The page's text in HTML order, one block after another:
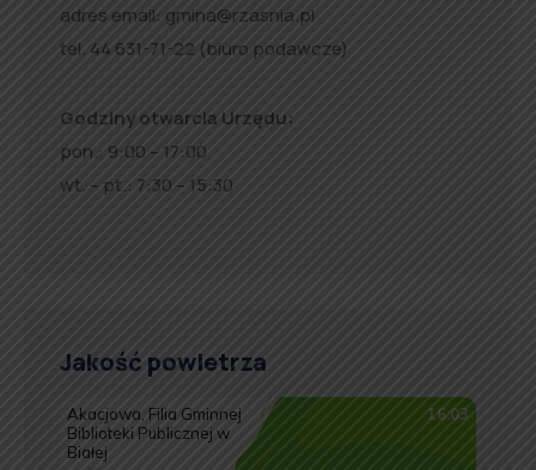
adres email: gmina@rzasnia.pl
tel. 44 631-71-22 (biuro podawcze)
Godziny otwarcia Urzędu:
pon.: 9:00 – 17:00
wt. – pt.: 7:30 – 15:30
Jakość powietrza